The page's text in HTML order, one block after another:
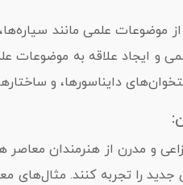
موضوعات علمی مانند سیاره‌ها،
و ایجاد علاقه به موضوعات
دایناسورها، و
و مدرن از هنرمندان
را تجربه کنند. مثال‌های